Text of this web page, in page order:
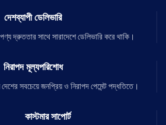
দেশব্যাপী ডেলিভারি
দ্রুততার সাথে সারাদেশে ডেলিভারি করে থাকি।
নিরাপদ মূল্যপরিশোধ
সবচেয়ে জনপ্রিয় ও নিরাপদ পেমেন্ট পদ্ধতিতে।
কাস্টমার সাপোর্ট